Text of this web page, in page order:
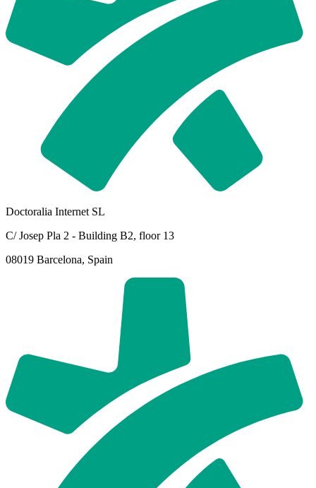
Doctoralia Internet SL
C/ Josep Pla 2 - Building B2, floor 13
08019 Barcelona, Spain